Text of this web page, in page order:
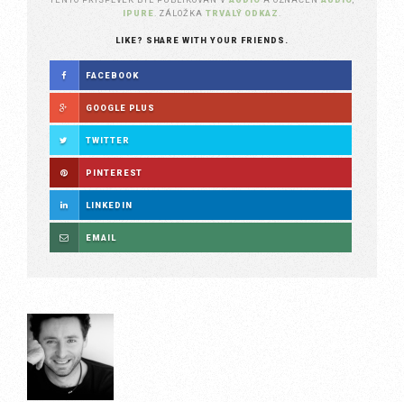
IPURE. ZÁLOŽKA TRVALÝ ODKAZ .
LIKE? SHARE WITH YOUR FRIENDS.
FACEBOOK
GOOGLE PLUS
TWITTER
PINTEREST
LINKEDIN
EMAIL